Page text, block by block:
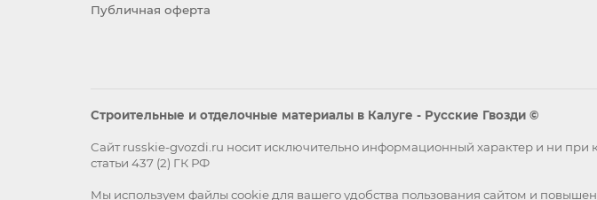
Публичная оферта
Строительные и отделочные материалы в Калуге - Русские Гвозди ©
Сайт russkie-gvozdi.ru носит исключительно информационный характер и ни
статьи 437 (2) ГК РФ
Мы используем файлы cookie для вашего удобства пользования сайтом и